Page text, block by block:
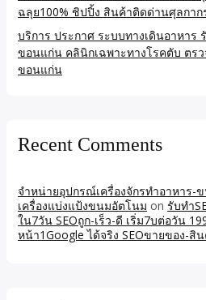
ฉลุย100% ชิปปิ้ง สินค้าติดด่านศุลกาก
บริการ ประกาศ ระบบทางเดินอาหาร
ขอนแก่น คลินิกเฉพาะทางโรคตับ ตร
ขอนแก่น
Recent Comments
จำหน่ายอุปกรณ์เครื่องจักรทำอาหาร-
เครื่องแบ่งแป้งขนมอัตโนม on รับทำ
ใน7วัน SEOถูก-เร็ว-ดี เริ่ม7บต่อวัน
หน้า1Google ได้จริง SEOขายของ-สิ